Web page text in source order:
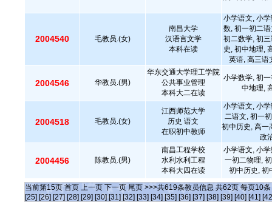
2004540 毛教员.(女)
南昌大学
汉语言文学
本科在读
小学语文, 小
数, 初一初二
初二数学, 初
史, 初中地理,
英语, 高三语
2004546 华教员.(男)
华东交通大学理工学院
公共事业管理
本科大二在读
小学数学, 初
中地理,
2004518 毛教员.(女)
江西师范大学
历史 语文
在职初中教师
小学语文, 小
二语文, 初一
初中历史, 高一
政
2004456 陈教员.(男)
南昌工程学校
水利水利工程
本科大四在读
小学语文, 小
一初二物理,
初中历史, 初
当前第15页 首页 上一页 下一页 尾页 >>>共619条教员信息 共62页 每页10条
[25] [26] [27] [28] [29] [30] [31] [32] [33] [34] [35] [36] [37] [38] [39] [40] [41]